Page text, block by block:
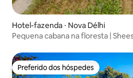
Hotel-fazenda ⋅ Nova Délhi
Pequena cabana na floresta |
Preferido dos hóspedes
Preferido dos hóspedes